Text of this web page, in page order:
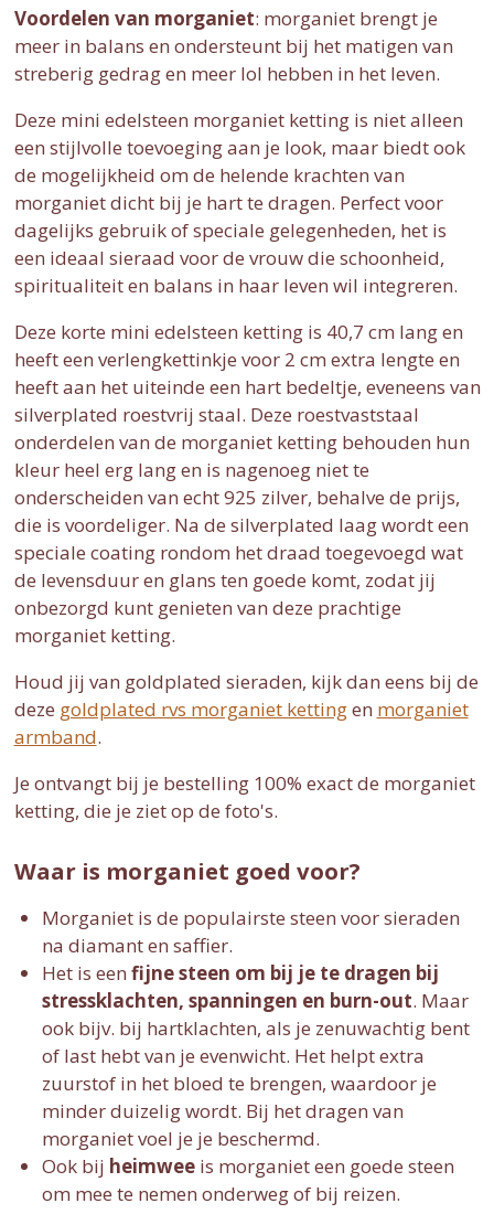
Voordelen van morganiet: morganiet brengt je
meer in balans en ondersteunt bij het matigen van
streberig gedrag en meer lol hebben in het leven.
Deze mini edelsteen morganiet ketting is niet alleen
een stijlvolle toevoeging aan je look, maar biedt ook
de mogelijkheid om de helende krachten van
morganiet dicht bij je hart te dragen. Perfect voor
dagelijks gebruik of speciale gelegenheden, het is
een ideaal sieraad voor de vrouw die schoonheid,
spiritualiteit en balans in haar leven wil integreren.
Deze korte mini edelsteen ketting is 40,7 cm lang en
heeft een verlengkettinkje voor 2 cm extra lengte en
heeft aan het uiteinde een hart bedeltje, eveneens van
silverplated roestvrij staal. Deze roestvaststaal
onderdelen van de morganiet ketting behouden hun
kleur heel erg lang en is nagenoeg niet te
onderscheiden van echt 925 zilver, behalve de prijs,
die is voordeliger. Na de silverplated laag wordt een
speciale coating rondom het draad toegevoegd wat
de levensduur en glans ten goede komt, zodat jij
onbezorgd kunt genieten van deze prachtige
morganiet ketting.
Houd jij van goldplated sieraden, kijk dan eens bij de
deze goldplated rvs morganiet kettingen morganiet
armband.
Je ontvangt bij je bestelling 100% exact de morganiet
ketting, die je ziet op de foto's.
Waar is morganiet goed voor?
Morganiet is de populairste steen voor sieraden
na diamant en saffier.
Het is een fijne steen om bij je te dragen bij
stressklachten, spanningen en burn-out. Maar
ook bijv. bij hartklachten, als je zenuwachtig bent
of last hebt van je evenwicht. Het helpt extra
zuurstof in het bloed te brengen, waardoor je
minder duizelig wordt. Bij het dragen van
morganiet voel je je beschermd.
Ook bij heimwee is morganiet een goede steen
om mee te nemen onderweg of bij reizen.